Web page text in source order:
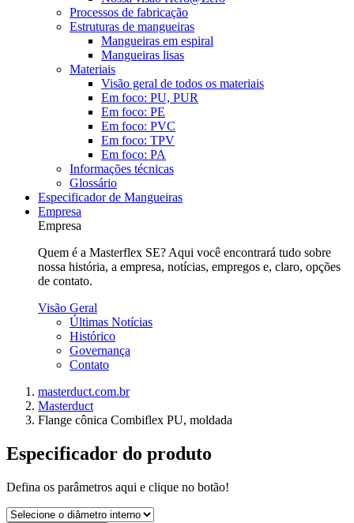
Processos de fabricação
Estruturas de mangueiras
Mangueiras em espiral
Mangueiras lisas
Materiais
Visão geral de todos os materiais
Em foco: PU, PUR
Em foco: PE
Em foco: PVC
Em foco: TPV
Em foco: PA
Informações técnicas
Glossário
Especificador de Mangueiras
Empresa
Empresa
Quem é a Masterflex SE? Aqui você encontrará tudo sobre
nossa história, a empresa, notícias, empregos e, claro, opções
de contato.
Visão Geral
Últimas Notícias
Histórico
Governança
Contato
masterduct.com.br
Masterduct
Flange cônica Combiflex PU, moldada
Especificador do produto
Defina os parâmetros aqui e clique no botão!